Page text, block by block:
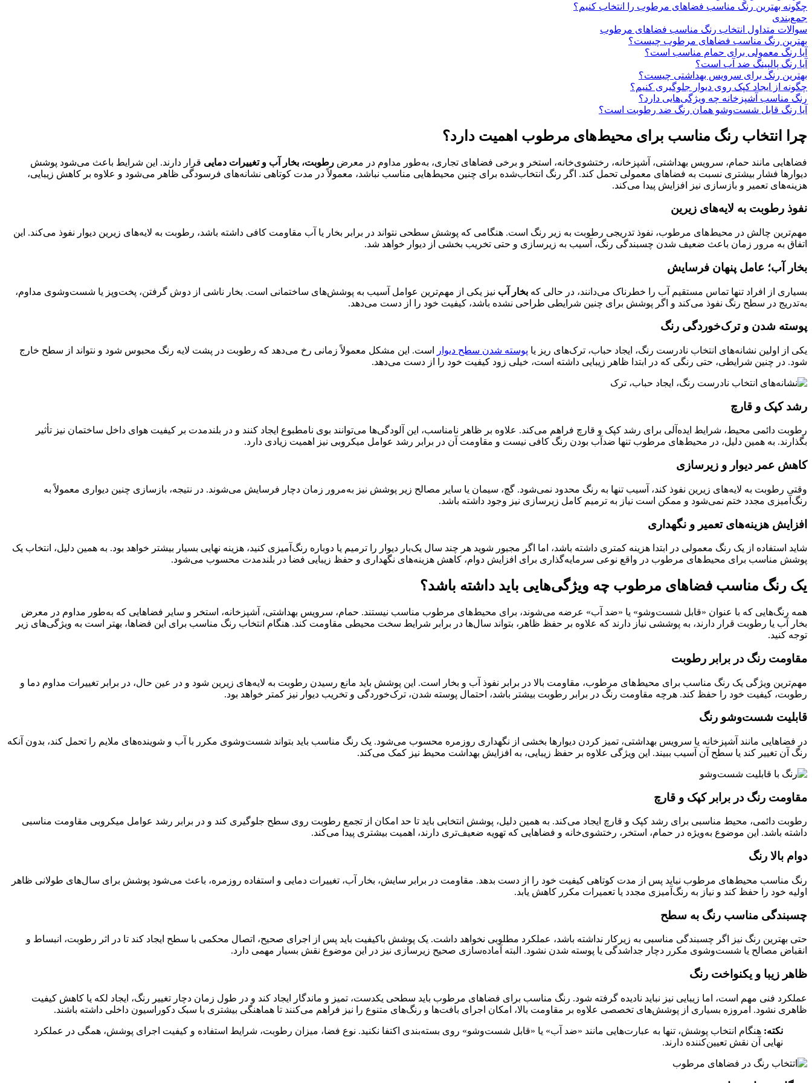
چگونه بهترین رنگ مناسب فضاهای مرطوب را انتخاب کنیم؟
جمع‌بندی
سوالات متداول انتخاب رنگ مناسب فضاهای مرطوب
بهترین رنگ مناسب فضاهای مرطوب چیست؟
آیا رنگ معمولی برای حمام مناسب است؟
آیا رنگ پالپینگ ضد آب است؟
بهترین رنگ برای سرویس بهداشتی چیست؟
چگونه از ایجاد کپک روی دیوار جلوگیری کنیم؟
رنگ مناسب آشپزخانه چه ویژگی‌هایی دارد؟
آیا رنگ قابل شست‌وشو همان رنگ ضد رطوبت است؟
چرا انتخاب رنگ مناسب برای محیط‌های مرطوب اهمیت دارد؟
فضاهایی مانند حمام، سرویس بهداشتی، آشپزخانه، رختشوی‌خانه، استخر و برخی فضاهای تجاری، به‌طور مداوم در معرض رطوبت، بخار آب و تغییرات دمایی قرار دارند. این شرایط باعث می‌شود پوشش
دیوارها فشار بیشتری نسبت به فضاهای معمولی تحمل کند. اگر رنگ انتخاب‌شده برای چنین محیط‌هایی مناسب نباشد، معمولاً در مدت کوتاهی نشانه‌های فرسودگی ظاهر می‌شود و علاوه بر کاهش زیبایی،
هزینه‌های تعمیر و بازسازی نیز افزایش پیدا می‌کند.
نفوذ رطوبت به لایه‌های زیرین
مهم‌ترین چالش در محیط‌های مرطوب، نفوذ تدریجی رطوبت به زیر رنگ است. هنگامی که پوشش سطحی نتواند در برابر بخار یا آب مقاومت کافی داشته باشد، رطوبت به لایه‌های زیرین دیوار نفوذ می‌کند. این
اتفاق به مرور زمان باعث ضعیف شدن چسبندگی رنگ، آسیب به زیرسازی و حتی تخریب بخشی از دیوار خواهد شد.
بخار آب؛ عامل پنهان فرسایش
بسیاری از افراد تنها تماس مستقیم آب را خطرناک می‌دانند، در حالی که بخار آب نیز یکی از مهم‌ترین عوامل آسیب به پوشش‌های ساختمانی است. بخار ناشی از دوش گرفتن، پخت‌وپز یا شست‌وشوی مداوم،
به‌تدریج در سطح رنگ نفوذ می‌کند و اگر پوشش برای چنین شرایطی طراحی نشده باشد، کیفیت خود را از دست می‌دهد.
پوسته شدن و ترک‌خوردگی رنگ
یکی از اولین نشانه‌های انتخاب نادرست رنگ، ایجاد حباب، ترک‌های ریز یا پوسته شدن سطح دیوار
است. این مشکل معمولاً زمانی رخ می‌دهد که رطوبت در پشت لایه رنگ محبوس شود و نتواند از سطح خارج
شود. در چنین شرایطی، حتی رنگی که در ابتدا ظاهر زیبایی داشته است، خیلی زود کیفیت خود را از دست می‌دهد.
رشد کپک و قارچ
رطوبت دائمی محیط، شرایط ایده‌آلی برای رشد کپک و قارچ فراهم می‌کند. علاوه بر ظاهر نامناسب، این آلودگی‌ها می‌توانند بوی نامطبوع ایجاد کنند و در بلندمدت بر کیفیت هوای داخل ساختمان نیز تأثیر
بگذارند. به همین دلیل، در محیط‌های مرطوب تنها ضدآب بودن رنگ کافی نیست و مقاومت آن در برابر رشد عوامل میکروبی نیز اهمیت زیادی دارد.
کاهش عمر دیوار و زیرسازی
وقتی رطوبت به لایه‌های زیرین نفوذ کند، آسیب تنها به رنگ محدود نمی‌شود. گچ، سیمان یا سایر مصالح زیر پوشش نیز به‌مرور زمان دچار فرسایش می‌شوند. در نتیجه، بازسازی چنین دیواری معمولاً به
رنگ‌آمیزی مجدد ختم نمی‌شود و ممکن است نیاز به ترمیم کامل زیرسازی نیز وجود داشته باشد.
افزایش هزینه‌های تعمیر و نگهداری
شاید استفاده از یک رنگ معمولی در ابتدا هزینه کمتری داشته باشد، اما اگر مجبور شوید هر چند سال یک‌بار دیوار را ترمیم یا دوباره رنگ‌آمیزی کنید، هزینه نهایی بسیار بیشتر خواهد بود. به همین دلیل، انتخاب یک
پوشش مناسب برای محیط‌های مرطوب در واقع نوعی سرمایه‌گذاری برای افزایش دوام، کاهش هزینه‌های نگهداری و حفظ زیبایی فضا در بلندمدت محسوب می‌شود.
یک رنگ مناسب فضاهای مرطوب چه ویژگی‌هایی باید داشته باشد؟
همه رنگ‌هایی که با عنوان «قابل شست‌وشو» یا «ضد آب» عرضه می‌شوند، برای محیط‌های مرطوب مناسب نیستند. حمام، سرویس بهداشتی، آشپزخانه، استخر و سایر فضاهایی که به‌طور مداوم در معرض
بخار آب یا رطوبت قرار دارند، به پوششی نیاز دارند که علاوه بر حفظ ظاهر، بتواند سال‌ها در برابر شرایط سخت محیطی مقاومت کند. هنگام انتخاب رنگ مناسب برای این فضاها، بهتر است به ویژگی‌های زیر
توجه کنید.
مقاومت رنگ در برابر رطوبت
مهم‌ترین ویژگی یک رنگ مناسب برای محیط‌های مرطوب، مقاومت بالا در برابر نفوذ آب و بخار است. این پوشش باید مانع رسیدن رطوبت به لایه‌های زیرین شود و در عین حال، در برابر تغییرات مداوم دما و
رطوبت، کیفیت خود را حفظ کند. هرچه مقاومت رنگ در برابر رطوبت بیشتر باشد، احتمال پوسته شدن، ترک‌خوردگی و تخریب دیوار نیز کمتر خواهد بود.
قابلیت شست‌وشو رنگ
در فضاهایی مانند آشپزخانه یا سرویس بهداشتی، تمیز کردن دیوارها بخشی از نگهداری روزمره محسوب می‌شود. یک رنگ مناسب باید بتواند شست‌وشوی مکرر با آب و شوینده‌های ملایم را تحمل کند، بدون آنکه
رنگ آن تغییر کند یا سطح آن آسیب ببیند. این ویژگی علاوه بر حفظ زیبایی، به افزایش بهداشت محیط نیز کمک می‌کند.
مقاومت رنگ در برابر کپک و قارچ
رطوبت دائمی، محیط مناسبی برای رشد کپک و قارچ ایجاد می‌کند. به همین دلیل، پوشش انتخابی باید تا حد امکان از تجمع رطوبت روی سطح جلوگیری کند و در برابر رشد عوامل میکروبی مقاومت مناسبی
داشته باشد. این موضوع به‌ویژه در حمام، استخر، رختشوی‌خانه و فضاهایی که تهویه ضعیف‌تری دارند، اهمیت بیشتری پیدا می‌کند.
دوام بالا رنگ
رنگ مناسب محیط‌های مرطوب نباید پس از مدت کوتاهی کیفیت خود را از دست بدهد. مقاومت در برابر سایش، بخار آب، تغییرات دمایی و استفاده روزمره، باعث می‌شود پوشش برای سال‌های طولانی ظاهر
اولیه خود را حفظ کند و نیاز به رنگ‌آمیزی مجدد یا تعمیرات مکرر کاهش یابد.
چسبندگی مناسب رنگ به سطح
حتی بهترین رنگ نیز اگر چسبندگی مناسبی به زیرکار نداشته باشد، عملکرد مطلوبی نخواهد داشت. یک پوشش باکیفیت باید پس از اجرای صحیح، اتصال محکمی با سطح ایجاد کند تا در اثر رطوبت، انبساط و
انقباض مصالح یا شست‌وشوی مکرر دچار جداشدگی یا پوسته شدن نشود. البته آماده‌سازی صحیح زیرسازی نیز در این موضوع نقش بسیار مهمی دارد.
ظاهر زیبا و یکنواخت رنگ
عملکرد فنی مهم است، اما زیبایی نیز نباید نادیده گرفته شود. رنگ مناسب برای فضاهای مرطوب باید سطحی یکدست، تمیز و ماندگار ایجاد کند و در طول زمان دچار تغییر رنگ، ایجاد لکه یا کاهش کیفیت
ظاهری نشود. امروزه بسیاری از پوشش‌های تخصصی علاوه بر مقاومت بالا، امکان اجرای بافت‌ها و رنگ‌های متنوع را نیز فراهم می‌کنند تا هماهنگی بیشتری با سبک دکوراسیون داخلی داشته باشند.
نکته: هنگام انتخاب پوشش، تنها به عبارت‌هایی مانند «ضد آب» یا «قابل شست‌وشو» روی بسته‌بندی اکتفا نکنید. نوع فضا، میزان رطوبت، شرایط استفاده و کیفیت اجرای پوشش، همگی در عملکرد
نهایی آن نقش تعیین‌کننده دارند.